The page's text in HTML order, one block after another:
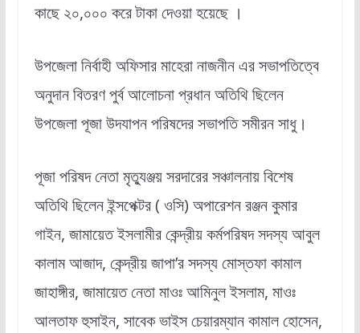
কাছে ২০,০০০ করে টাকা দেওয়া হয়েছে ।
উপজেলা নির্বাহী অফিসার মাহেরা নাজনীন এর সভাপতিত্বে
অনুদান বিতরণ পুর্ব আলোচনা প্রধান অতিথি ছিলেন
উপজেলা পূজা উদযাপন পরিষদের সভাপতি সমীরন সাধু।
পূজা পরিষদ নেতা মৃত্যুঞ্জয় সরদারের সঞ্চালনায় বিশেষ
অতিথি ছিলেন ইন্সপেক্টর ( ওসি) অপারেশন রঞ্জন কুমার
গাইন, জামায়েত ইসলামীর কেন্দ্রীয় কর্মপরিষদ সদস্য আবুল
কালাম আজাদ, কেন্দ্রীয় জাপা’র সদস্য মোস্তফা কামাল
জাহাঙ্গীর, জামায়েত নেতা মাওঃ আমিনুল ইসলাম, মাওঃ
আলতাফ হুসাইন, সাবেক ভাইস চেয়ারম্যান কামাল হোসেন,